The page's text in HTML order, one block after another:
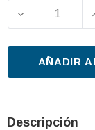
DISMINUIR
AÑADIR
Descripción